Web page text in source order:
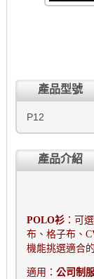
產品型號
P12
產品介紹
POLO衫：可
布、格子布、
機能挑選適合
適用： 公司制